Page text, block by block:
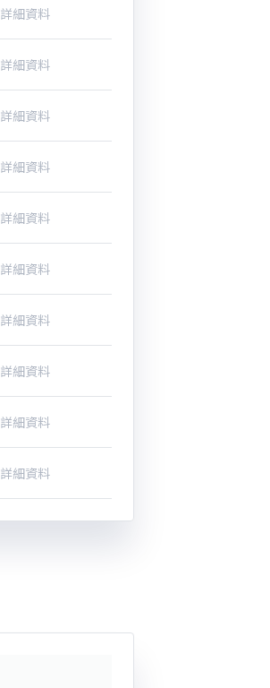
詳細資料
詳細資料
詳細資料
詳細資料
詳細資料
詳細資料
詳細資料
詳細資料
詳細資料
詳細資料